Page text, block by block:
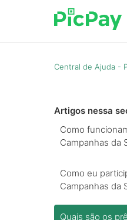
Central de Ajuda -
Artigos nessa
Como
Campanhas da
Como eu
Campanhas da
Quais são os